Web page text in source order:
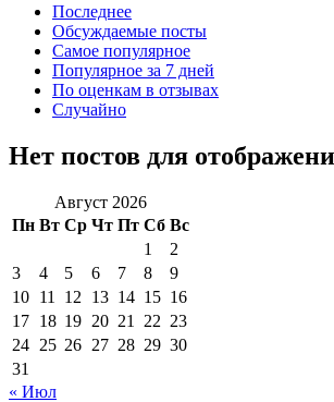
Последнее
Обсуждаемые посты
Самое популярное
Популярное за 7 дней
По оценкам в отзывах
Случайно
Нет постов для
Август 2026
Пн Вт Ср Чт Пт Сб Вс
1
2
3
4 5 6 7 8
9
10 11 12 13 14 15 16
17 18 19 20 21 22 23
24 25 26 27 28 29 30
31
« Июл